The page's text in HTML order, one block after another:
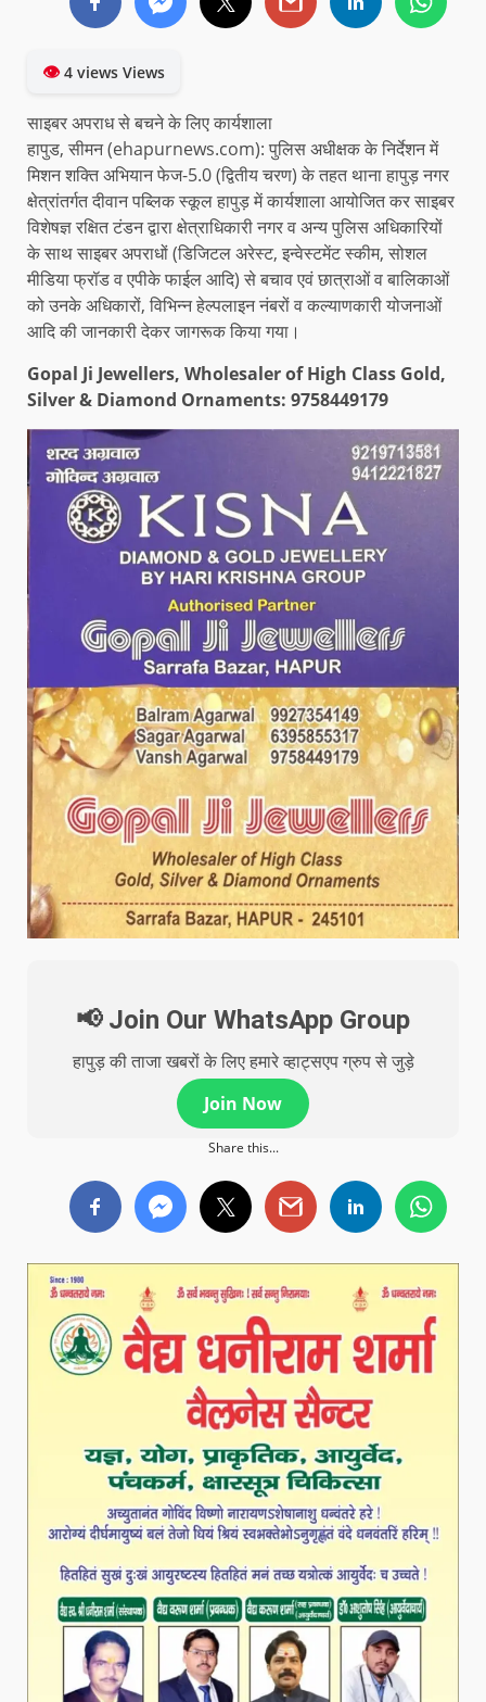
👁4 views Views
साइबर अपराध से बचने के लिए कार्यशाला
हापुड, सीमन (ehapurnews.com): पुलिस अधीक्षक के निर्देशन में
मिशन शक्ति अभियान फेज-5.0 (द्वितीय चरण) के तहत थाना हापुड़ नगर
क्षेत्रांतर्गत दीवान पब्लिक स्कूल हापुड़ में कार्यशाला आयोजित कर साइबर
विशेषज्ञ रक्षित टंडन द्वारा क्षेत्राधिकारी नगर व अन्य पुलिस अधिकारियों
के साथ साइबर अपराधों (डिजिटल अरेस्ट, इन्वेस्टमेंट स्कीम, सोशल
मीडिया फ्रॉड व एपीके फाईल आदि) से बचाव एवं छात्राओं व बालिकाओं
को उनके अधिकारों, विभिन्न हेल्पलाइन नंबरों व कल्याणकारी योजनाओं
आदि की जानकारी देकर जागरूक किया गया।
Gopal Ji Jewellers, Wholesaler of High Class Gold,
Silver & Diamond Ornaments: 9758449179
📢 Join Our WhatsApp Group
हापुड़ की ताजा खबरों के लिए हमारे व्हाट्सएप ग्रुप से जुड़े
Join Now
Share this...